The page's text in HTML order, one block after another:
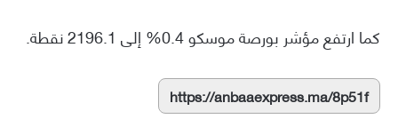
كما ارتفع مؤشر بورصة موسكو 0.4% إلى 2196.1 نقطة.
https://anbaaexpress.ma/8p51f